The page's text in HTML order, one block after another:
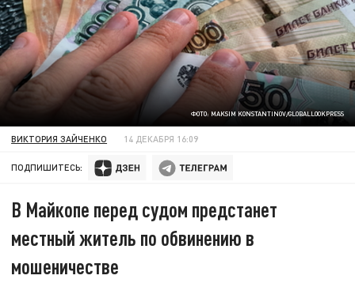
ФОТО: MAKSIM KONSTANTINOV/GLOBALLOOKPRESS
ВИКТОРИЯ ЗАЙЧЕНКО 14 ДЕКАБРЯ 16:09
ПОДПИШИТЕСЬ:
В Майкопе перед судом предстанет
местный житель по обвинению в
мошеничестве